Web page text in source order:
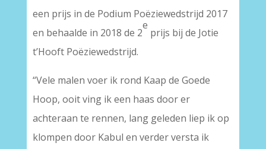
een prijs in de Podium Poëziewedstrijd 2017
en behaalde in 2018 de 2
e
prijs bij de Jotie
t’Hooft Poëziewedstrijd.
“Vele malen voer ik rond Kaap de Goede
Hoop, ooit ving ik een haas door er
achteraan te rennen, lang geleden liep ik op
klompen door Kabul en verder versta ik